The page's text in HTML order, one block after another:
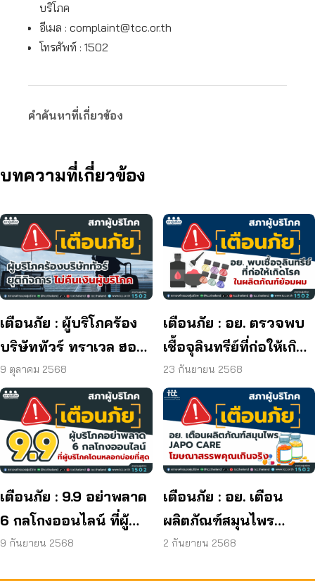
บริโภค
อีเมล : complaint@tcc.or.th
โทรศัพท์ : 1502
คำค้นหาที่เกี่ยวข้อง
บทความที่เกี่ยวข้อง
เตือนภัย : ผู้บริโภคร้อง
บริษัททัวร์ ทราเวล ฮอลิ
เดย์ ยุติกิจการ ไม่คืนเงิน
ผู้บริโภค
9 ตุลาคม 2568
เตือนภัย : อย. ตรวจพบ
เชื้อจุลินทรีย์ที่ก่อให้เกิด
โรค และพบแบคทีเรีย
ยีสต์ และรา เกิน
มาตรฐานกำหนด ใน
ผลิตภัณฑ์ย้อมผม
23 กันยายน 2568
เตือนภัย : 9.9 อย่าพลาด
6 กลโกงออนไลน์ ที่ผู้
บริโภคโดนหลอกบ่อย
9 กันยายน 2568
เตือนภัย : อย. เตือน
ผลิตภัณฑ์สมุนไพร
JAPO CARE โฆษณา
2 กันยายน 2568